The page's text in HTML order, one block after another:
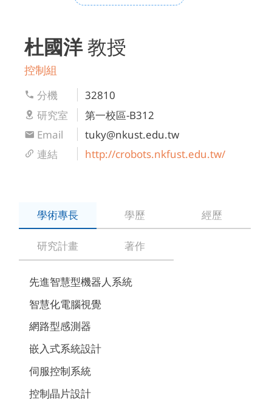
杜國洋教授
控制組
分機
32810
研究室
第一校區-B312
Email
tuky@nkust.edu.tw
連結
http://crobots.nkfust.edu.tw/
學術專長 學歷 經歷
研究計畫 著作
先進智慧型機器人系統
智慧化電腦視覺
網路型感測器
嵌入式系統設計
伺服控制系統
控制晶片設計